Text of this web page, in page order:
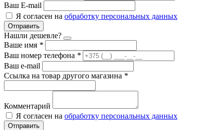
Ваш E-mail
Я согласен на обработку персональных данных
Отправить
Нашли дешевле?
Ваше имя *
Ваш номер телефона *
Ваш e-mail
Ссылка на товар другого магазина *
Комментарий
Я согласен на обработку персональных данных
Отправить